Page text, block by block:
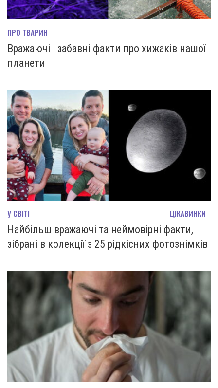
ПРО ТВАРИН
Вражаючі і забавні факти про хижаків нашої
планети
У СВІТІ ЦІКАВИНКИ
Найбільш вражаючі та неймовірні факти,
зібрані в колекції з 25 рідкісних фотознімків